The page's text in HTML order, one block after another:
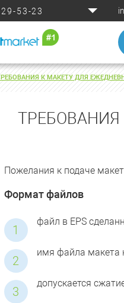
53-23
К МАКЕТУ ДЛЯ
ТРЕБОВАНИЯ
Пожелания к подаче
Формат файлов
файл в EPS
имя файла макета
допускается